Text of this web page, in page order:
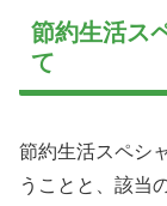
節約生活ス
て
節約生活スペシ
うことと、該当